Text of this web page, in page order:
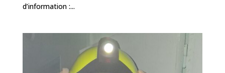
d’information :...